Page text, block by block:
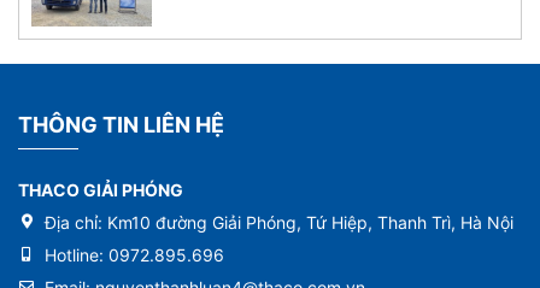
THÔNG TIN LIÊN HỆ
THACO GIẢI PHÓNG
Địa chỉ: Km10 đường Giải Phóng, Tứ Hiệp, Thanh Trì, Hà Nội
Hotline: 0972.895.696